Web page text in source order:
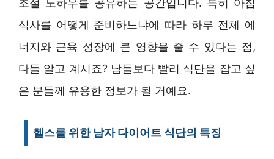
식사를 어떻게 준비하느냐에 따라 하루 전체 에
너지와 근육 성장에 큰 영향을 줄 수 있다는 점,
다들 알고 계시죠? 남들보다 빨리 식단을 잡고 싶
은 분들께 유용한 정보가 될 거예요.
헬스를 위한 남자 다이어트 식단의 특징